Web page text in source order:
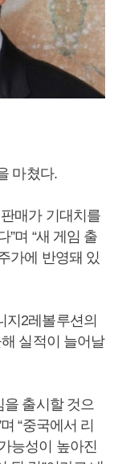
마쳤다.
매가 기대치를
”며 “새 게임 출
가에 반영돼 있
지2레볼루션의
실적이 늘어날
을 출시할 것으
“중국에서 리
능성이 높아진